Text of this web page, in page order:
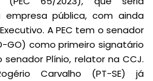
pública, com ainda
A PEC tem o senador
GO) como primeiro signatário
Plínio, relator na CCJ.
Carvalho (PT-SE) já